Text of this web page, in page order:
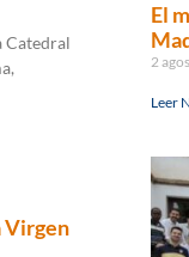
Catedral
Virgen
El
2
Leer